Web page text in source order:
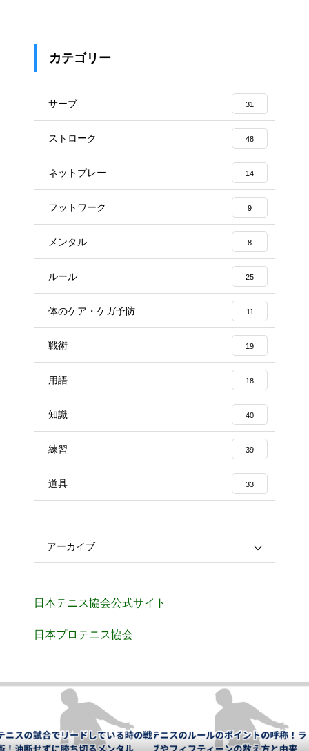
カテゴリー
サーブ 31
ストローク 48
ネットプレー 14
フットワーク 9
メンタル 8
ルール 25
体のケア・ケガ予防 11
戦術 19
用語 18
知識 40
練習 39
道具 33
アーカイブ
日本テニス協会公式サイト
日本プロテニス協会